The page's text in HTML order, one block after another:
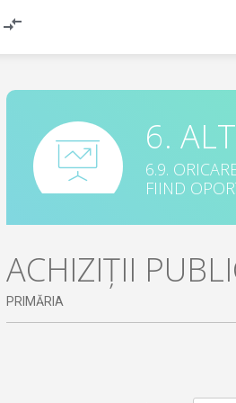
6.
6.9.
FIIND
ACHIZIȚII
PRIMĂRIA